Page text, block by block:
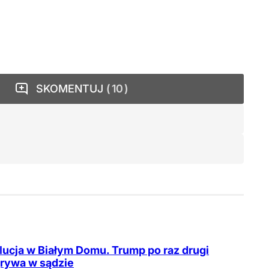
SKOMENTUJ 10
w Białym Domu. Trump po raz drugi
w sądzie